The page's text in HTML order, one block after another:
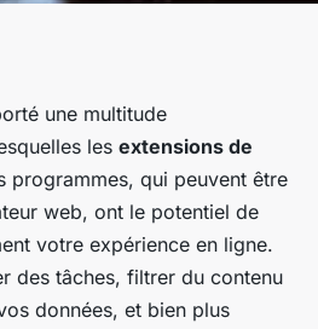
extensions de
améliorer sa
• 5 min de lecture
une multitude
les extensions de
programmes, qui peuvent être
web, ont le potentiel de
votre expérience en ligne.
des tâches, filtrer du contenu
données, et bien plus